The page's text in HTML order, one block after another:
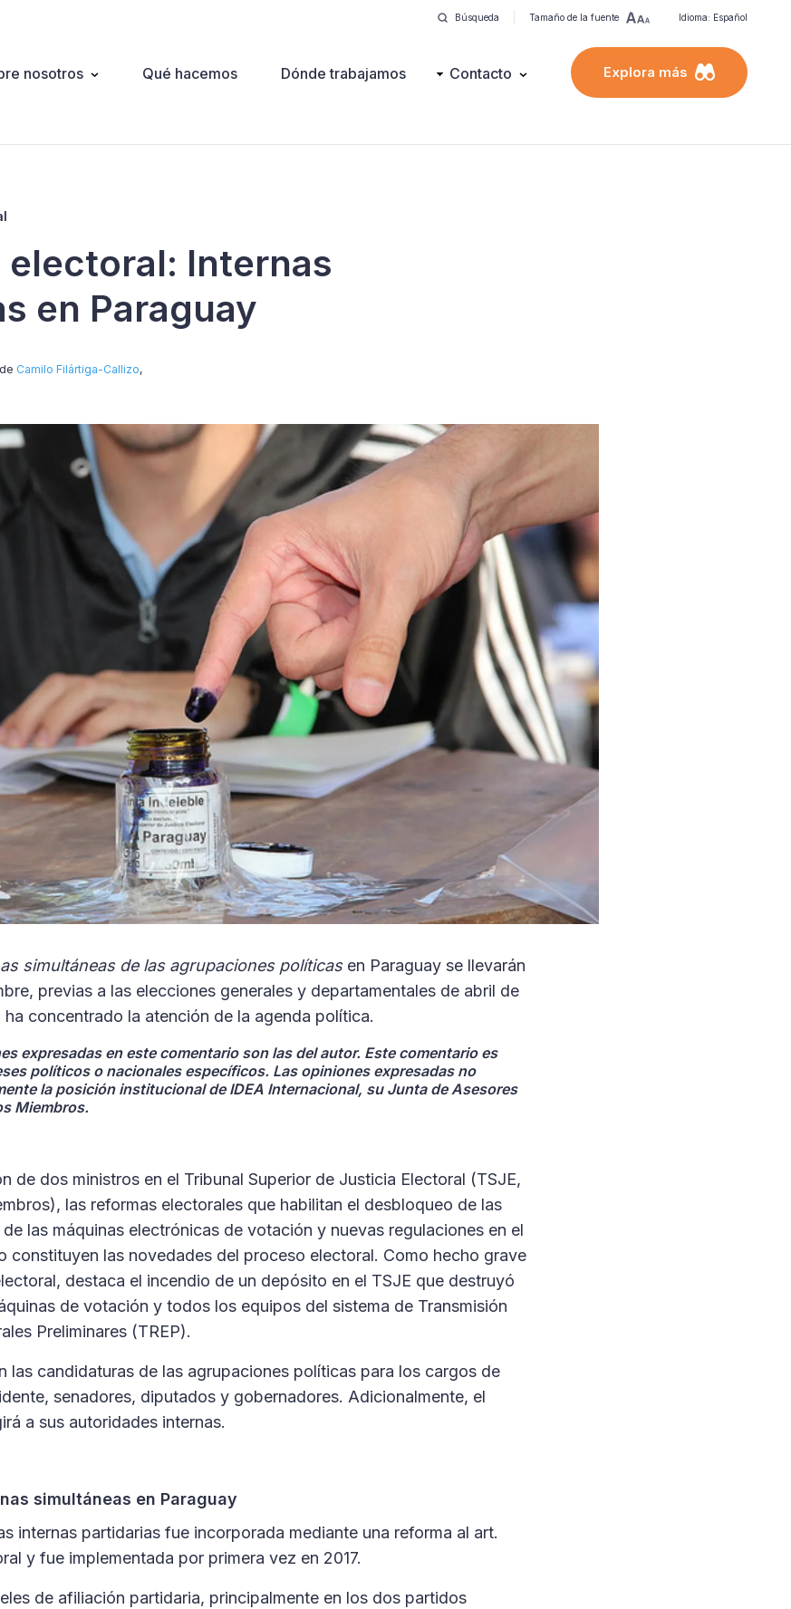
Búsqueda Tamaño de la fuente Idioma: Español
nosotros Qué hacemos Dónde trabajamos Contacto Explora más
Internas
en Paraguay
Camilo Filártiga-Callizo,
simultáneas de las agrupaciones políticasen Paraguay se llevarán
previas a las elecciones generales y departamentales de abril de
concentrado la atención de la agenda política.
expresadas en este comentario son las del autor. Este comentario es
políticos o nacionales específicos. Las opiniones expresadas no
la posición institucional de IDEA Internacional, su Junta de Asesores
Miembros.
de dos ministros en el Tribunal Superior de Justicia Electoral (TSJE,
las reformas electorales que habilitan el desbloqueo de las
las máquinas electrónicas de votación y nuevas regulaciones en el
constituyen las novedades del proceso electoral. Como hecho grave
destaca el incendio de un depósito en el TSJE que destruyó
de votación y todos los equipos del sistema de Transmisión
Preliminares (TREP).
las candidaturas de las agrupaciones políticas para los cargos de
senadores, diputados y gobernadores. Adicionalmente, el
a sus autoridades internas.
simultáneas en Paraguay
internas partidarias fue incorporada mediante una reforma al art.
y fue implementada por primera vez en 2017.
de afiliación partidaria, principalmente en los dos partidos